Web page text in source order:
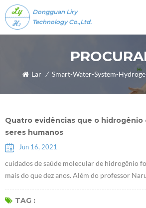
Dongguan Liry
Technology Co.,Ltd.
Lar /
Quatro evidências que o hidrogênio
seres humanos
Jun 16, 2021
cuidados de saúde molecular de hidrogênio
mais do que dez anos. Além do professor
moléculas de hidrogênioTer propriedades
2007, alguns estudiosos descobriram
TAG :